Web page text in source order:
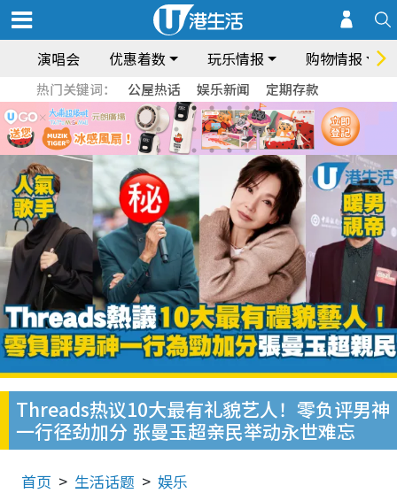
演唱会 优惠着数 玩乐情报 购物情报
热门关键词： 公屋热话 娱乐新闻 定期存款
Threads热议10大最有礼貌艺人！零负评男神
一行径劲加分 张曼玉超亲民举动永世难忘
首页 生活话题 娱乐